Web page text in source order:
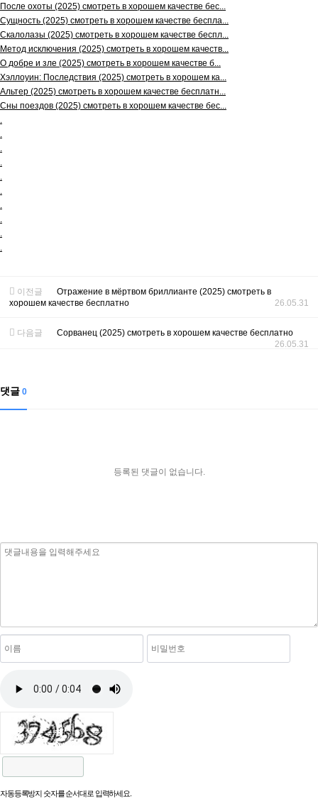
После охоты (2025) смотреть в хорошем качестве бес...
Сущность (2025) смотреть в хорошем качестве беспла...
Скалолазы (2025) смотреть в хорошем качестве беспл...
Метод исключения (2025) смотреть в хорошем качеств...
О добре и зле (2025) смотреть в хорошем качестве б...
Хэллоуин: Последствия (2025) смотреть в хорошем ка...
Альтер (2025) смотреть в хорошем качестве бесплатн...
Сны поездов (2025) смотреть в хорошем качестве бес...
이전글
Отражение в мёртвом бриллианте (2025) смотреть в
хорошем качестве бесплатно
26.05.31
다음글
Сорванец (2025) смотреть в хорошем качестве бесплатно
26.05.31
댓글 0
등록된 댓글이 없습니다.
자동등록방지 숫자를 순서대로 입력하세요.